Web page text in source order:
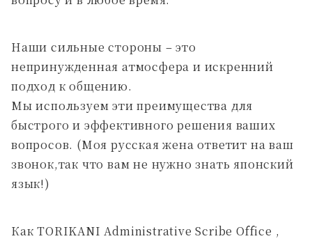
Наши сильные стороны – это
непринужденная атмосфера и искренний
подход к общению.
Мы используем эти преимущества для
быстрого и эффективного решения ваших
вопросов. (Моя русская жена ответит на ваш
звонок,так что вам не нужно знать японский
язык!)
Как TORIKANI Administrative Scribe Office ,